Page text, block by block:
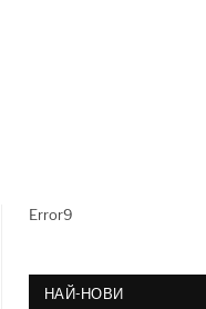
Error9
НАЙ-НОВИ